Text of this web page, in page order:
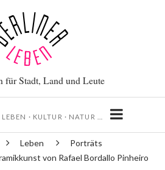
für Stadt, Land und Leute
· KULTUR · NATUR …
Leben
Porträts
von Rafael Bordallo Pinheiro